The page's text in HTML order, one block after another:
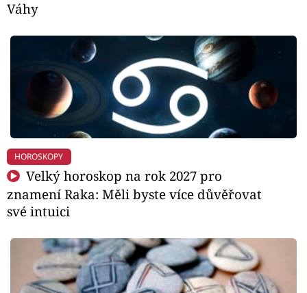
Váhy
HOROSKOPY
Velký horoskop na rok 2027 pro
znamení Raka: Měli byste více důvěřovat
své intuici